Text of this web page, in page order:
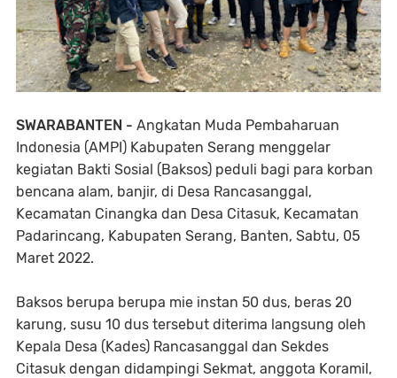
SWARABANTEN - Angkatan Muda Pembaharuan
Indonesia (AMPI) Kabupaten Serang menggelar
kegiatan Bakti Sosial (Baksos) peduli bagi para korban
bencana alam, banjir, di Desa Rancasanggal,
Kecamatan Cinangka dan Desa Citasuk, Kecamatan
Padarincang, Kabupaten Serang, Banten, Sabtu, 05
Maret 2022.
Baksos berupa berupa mie instan 50 dus, beras 20
karung, susu 10 dus tersebut diterima langsung oleh
Kepala Desa (Kades) Rancasanggal dan Sekdes
Citasuk dengan didampingi Sekmat, anggota Koramil,